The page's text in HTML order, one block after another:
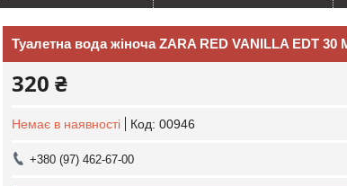
Туалетна вода жіноча ZARA RED VANILLA EDT
320 ₴
Немає в наявності Код: 00946
+380 (97) 462-67-00